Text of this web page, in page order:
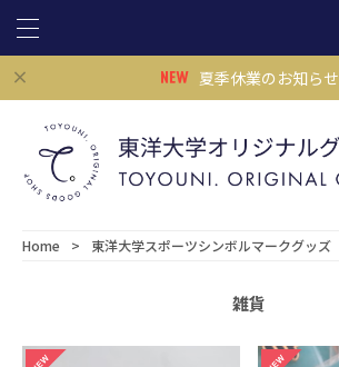
夏季休業のお知らせ
Home 東洋大学スポーツシンボルマークグッズ
雑貨